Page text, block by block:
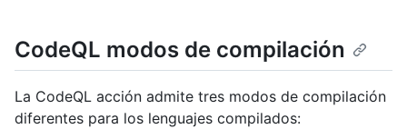
CodeQL modos de compilación
La CodeQL acción admite tres modos de compilación
diferentes para los lenguajes compilados: